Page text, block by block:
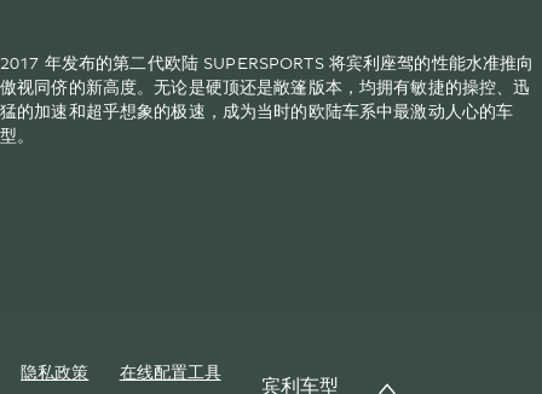
2017 年发布的第二代欧陆 SUPERSPORTS 将宾利座驾的性能水准推向
傲视同侪的新高度。无论是硬顶还是敞篷版本，均拥有敏捷的操控、迅
猛的加速和超乎想象的极速，成为当时的欧陆车系中最激动人心的车
型。
隐私政策 在线配置工具
宾利车型